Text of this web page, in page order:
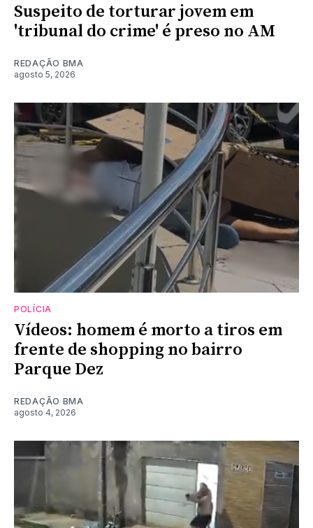
Suspeito de torturar jovem em
'tribunal do crime' é preso no AM
REDAÇÃO BMA
agosto 5, 2026
POLÍCIA
Vídeos: homem é morto a tiros em
frente de shopping no bairro
Parque Dez
REDAÇÃO BMA
agosto 4, 2026